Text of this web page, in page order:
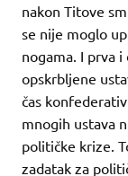
nakon Titove
se nije moglo
nogama. I prva
opskrbljene
čas
mnogih ustava
političke krize.
zadatak za